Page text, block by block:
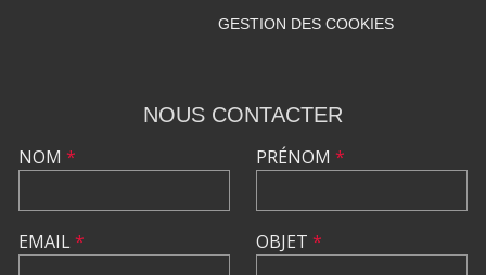
GESTION DES COOKIES
NOUS CONTACTER
NOM *
EMAIL*
PRÉNOM *
OBJET *